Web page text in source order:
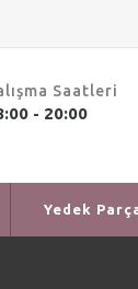
Saatleri
- 20:00
Yedek